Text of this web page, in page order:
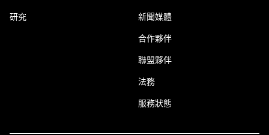
研究 新聞媒體
合作夥伴
聯盟夥伴
法務
服務狀態